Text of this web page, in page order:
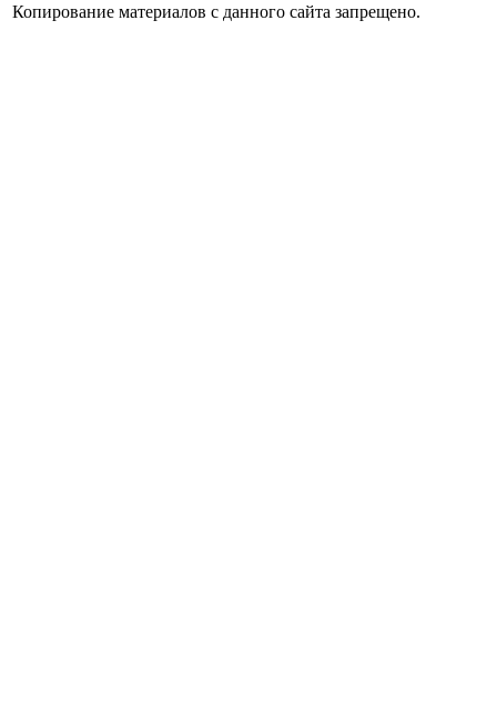
Копирование материалов с данного сайта запрещено.